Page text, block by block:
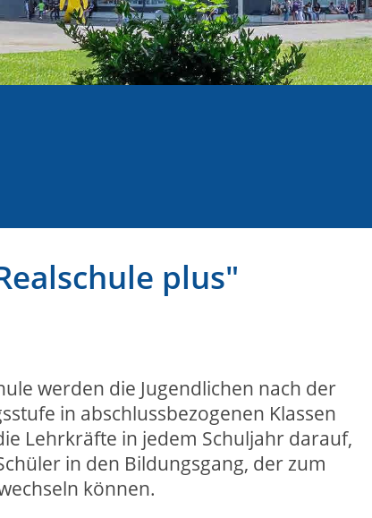
plus"
werden die Jugendlichen nach der
in abschlussbezogenen Klassen
Lehrkräfte in jedem Schuljahr darauf,
in den Bildungsgang, der zum
können.